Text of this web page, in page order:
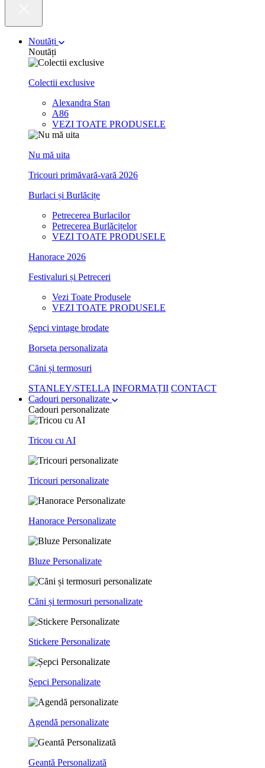
Noutăți
Noutăți
Colectii exclusive
Alexandra Stan
A86
VEZI TOATE PRODUSELE
Nu mă uita
Tricouri primăvară-vară 2026
Burlaci și Burlăcițe
Petrecerea Burlacilor
Petrecerea Burlăcițelor
VEZI TOATE PRODUSELE
Hanorace 2026
Festivaluri și Petreceri
Vezi Toate Produsele
VEZI TOATE PRODUSELE
Șepci vintage brodate
Borseta personalizata
Căni și termosuri
STANLEY/STELLA INFORMAȚII CONTACT
Cadouri personalizate
Cadouri personalizate
Tricou cu AI
Tricouri personalizate
Hanorace Personalizate
Bluze Personalizate
Căni și termosuri personalizate
Stickere Personalizate
Șepci Personalizate
Agendă personalizate
Geantă Personalizată